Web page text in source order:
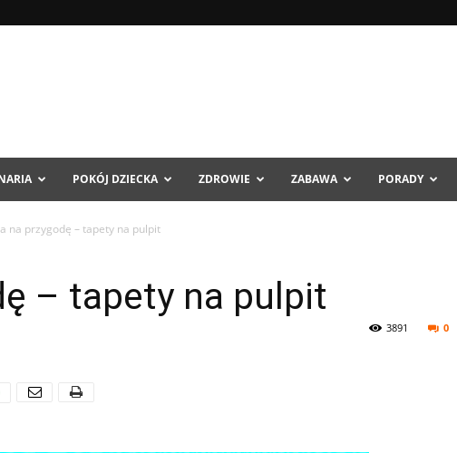
POKÓJ DZIECKA ZDROWIE ZABAWA PORADY
na przygodę – tapety na pulpit
– tapety na pulpit
0
3891